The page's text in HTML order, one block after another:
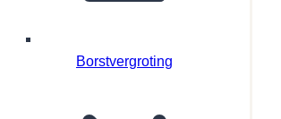
Borstvergroting